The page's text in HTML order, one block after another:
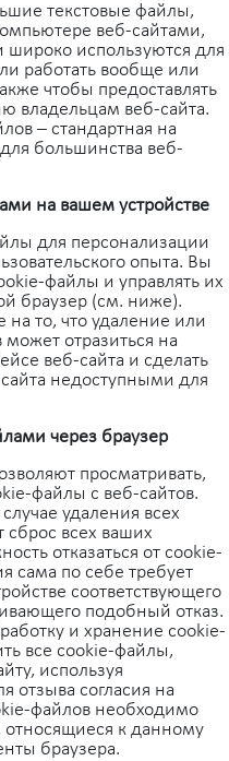
текстовые файлы,
веб-сайтами,
используются для
работать вообще или
чтобы предоставлять
владельцам веб-сайта.
– стандартная на
большинства веб-
на вашем устройстве
для персонализации
опыта. Вы
файлы и управлять их
браузер (см. ниже).
то, что удаление или
отразиться на
веб-сайта и сделать
недоступными для
через браузер
просматривать,
файлы c веб-сайтов.
удаления всех
всех ваших
отказаться от cookie-
сама по себе требует
соответствующего
подобный отказ.
и хранение cookie-
все cookie-файлы,
используя
отзыва согласия на
файлов необходимо
к данному
браузера.